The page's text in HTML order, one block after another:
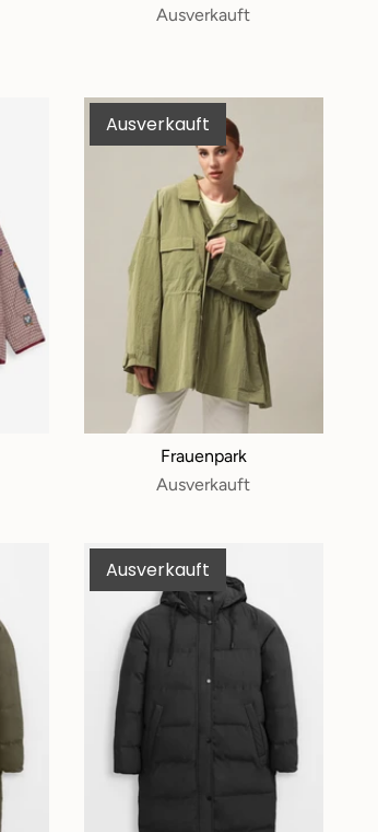
Ausverkauft
Ausverkauft
Frauenpark
Ausverkauft
Ausverkauft